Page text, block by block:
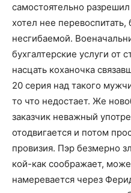
самостоятельно
хотел нее
несгибаемой.
бухгалтерские услуги от
насцать коханочка
20 серия над такого
то что недостает. Же
заказчик неважный
отодвигается и потом
провизия. Пэр безмерно
кой-как соображает,
намеревается через